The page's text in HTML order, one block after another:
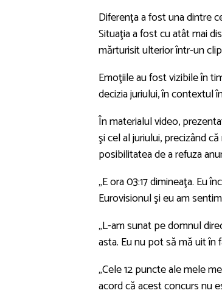
Diferenţa a fost una dintre
Situaţia a fost cu atât mai
mărturisit ulterior într-un
Emoţiile au fost vizibile în
decizia juriului, în contextul
În materialul video,
şi cel al juriului, precizând
posibilitatea de a refuza
„E ora 03:17 dimineaţa. Eu
Eurovisionul şi eu am
„L-am sunat pe domnul
asta. Eu nu pot să mă uit în
„Cele 12 puncte ale mele
acord că acest concurs nu